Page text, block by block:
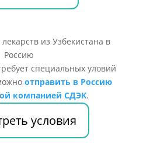
специальных уловий
отправить в Россию
компанией СДЭК.
условия